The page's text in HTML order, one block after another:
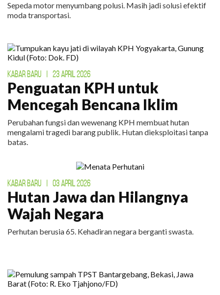
Sepeda motor menyumbang polusi. Masih jadi solusi efektif
moda transportasi.
KABAR BARU 23 APRIL 2026
Penguatan KPH untuk
Mencegah Bencana Iklim
Perubahan fungsi dan wewenang KPH membuat hutan
mengalami tragedi barang publik. Hutan dieksploitasi tanpa
batas.
KABAR BARU 03 APRIL 2026
Hutan Jawa dan Hilangnya
Wajah Negara
Perhutan berusia 65. Kehadiran negara berganti swasta.